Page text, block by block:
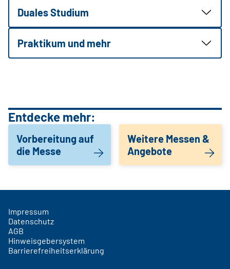
Duales Studium
Praktikum und mehr
Entdecke mehr:
Vorbereitung auf
die Messe
Weitere Messen &
Angebote
Impressum
Datenschutz
AGB
Hinweisgebersystem
Barrierefreiheitserklärung